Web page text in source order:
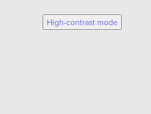
High-contrast mode